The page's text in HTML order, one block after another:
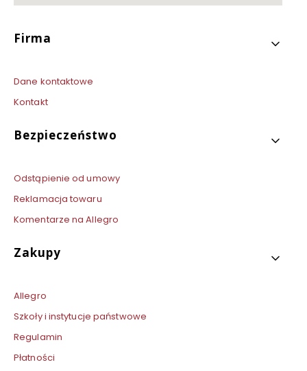
Linki w stopce
Firma
Dane kontaktowe
Kontakt
Bezpieczeństwo
Odstąpienie od umowy
Reklamacja towaru
Komentarze na Allegro
Zakupy
Allegro
Szkoły i instytucje państwowe
Regulamin
Płatności